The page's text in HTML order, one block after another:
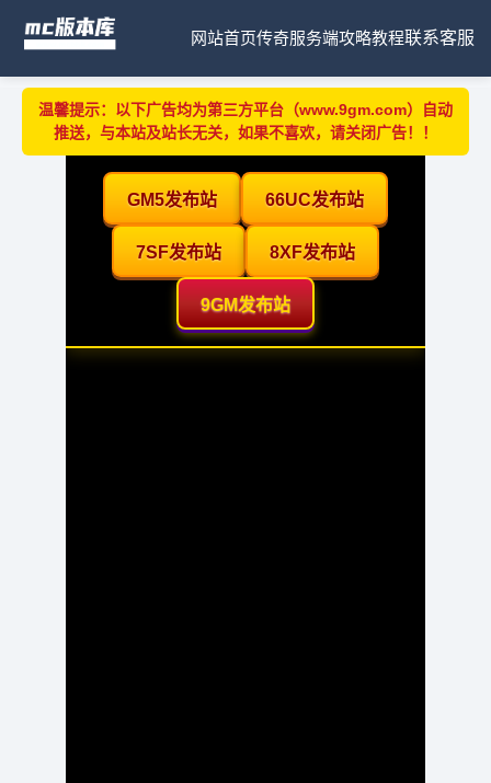
网站首页传奇服务端攻略教程联系客服
温馨提示：以下广告均为第三方平台（www.9gm.com）自动
推送，与本站及站长无关，如果不喜欢，请关闭广告！！